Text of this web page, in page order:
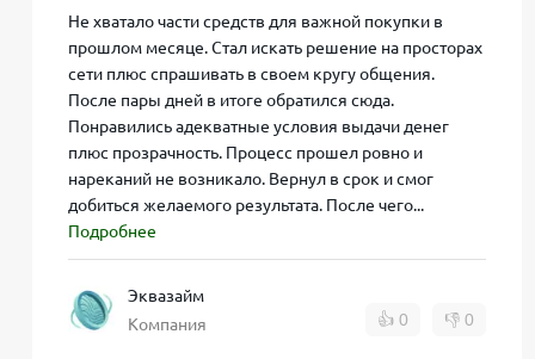
Перейдите на официальный сайт компании
Заполните короткую анкету, указав личные
Укажите реквизиты своей банковской карты
Подтвердите свою заявку по SMS, получив
После одобрения займа подпишите
Деньги автоматически поступят на вашу
Не хватало части средств для важной покупки в
прошлом месяце. Стал искать решение на просторах
сети плюс спрашивать в своем кругу общения.
После пары дней в итоге обратился сюда.
Понравились адекватные условия выдачи денег
плюс прозрачность. Процесс прошел ровно и
нареканий не возникало. Вернул в срок и смог
добиться желаемого результата. После чего...
Подробнее
Эквазайм
Компания
👍 0 👎 0